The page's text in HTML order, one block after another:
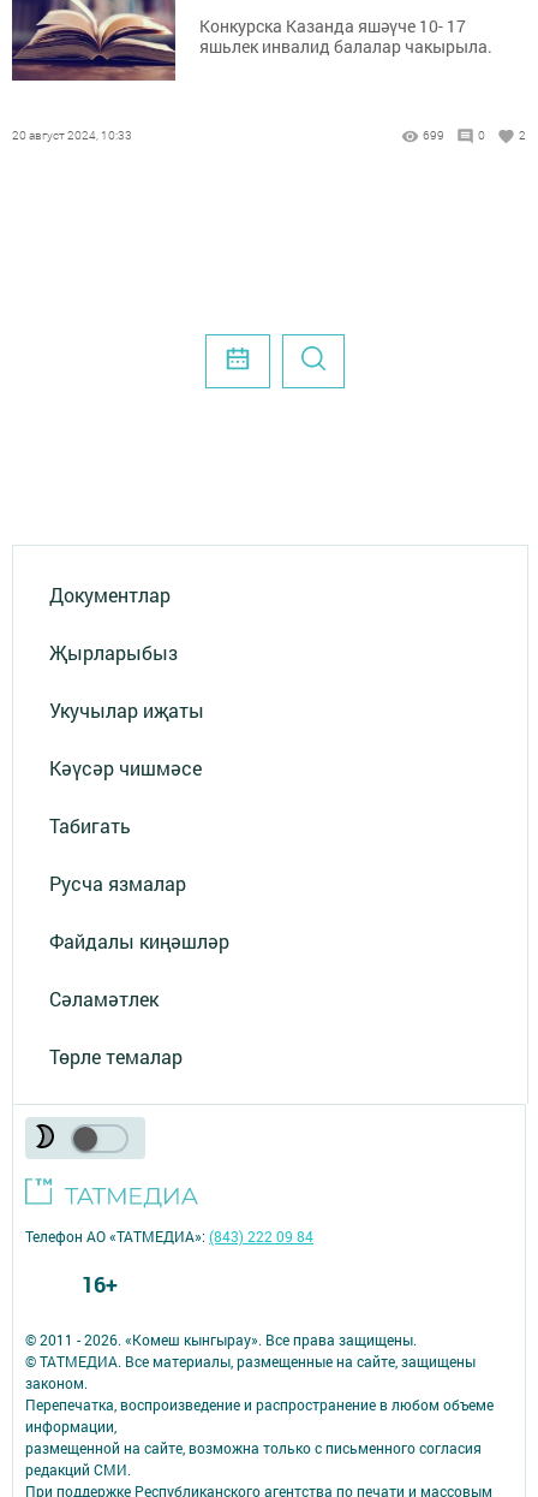
Конкурска Казанда яшәүче 10- 17
яшьлек инвалид балалар чакырыла.
20 август 2024, 10:33 699 0 2
Документлар
Җырларыбыз
Укучылар иҗаты
Кәүсәр чишмәсе
Табигать
Русча язмалар
Файдалы киңәшләр
Сәламәтлек
Төрле темалар
© 2011 - 2026. «Комеш кынгырау». Все права защищены.
© ТАТМЕДИА. Все материалы, размещенные на сайте, защищены
законом.
Перепечатка, воспроизведение и распространение в любом объеме
информации,
размещенной на сайте, возможна только с письменного согласия
редакций СМИ.
При поддержке Республиканского агентства по печати и массовым
Телефон АО «ТАТМЕДИА»:(843) 222 09 84
16+